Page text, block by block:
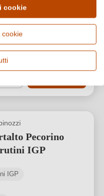
Pecorino
IGP
IGP
cookie
cookie